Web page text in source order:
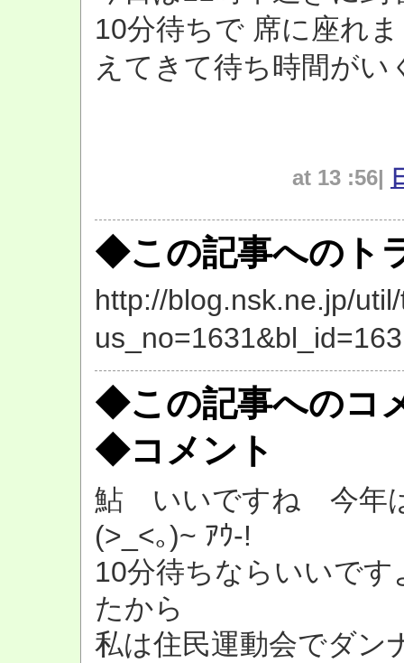
10分待ちで 席に座れ
えてきて待ち時間が
at 13 :56|
◆この記事へのト
http://blog.nsk.ne.jp/
◆この記事へのコ
◆コメント
鮎 いいですね 今年
(>_<｡)~ ｱｳ-!
10分待ちならいいで
たから
私は住民運動会でダン